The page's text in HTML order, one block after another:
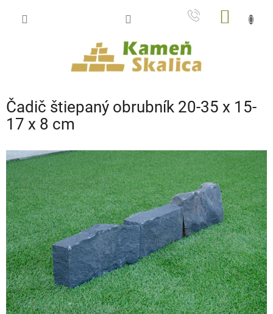
Čadič štiepaný obrubník 20-35 x 15-
17 x 8 cm